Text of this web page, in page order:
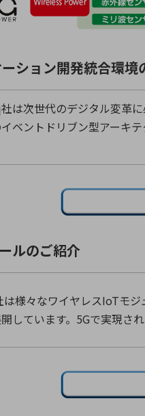
ション開発統合環境
は次世代のデジタル変革
ベントドリブン型アーキ
ルのご紹介
様々なワイヤレスIoTモジ
しています。5Gで実現さ